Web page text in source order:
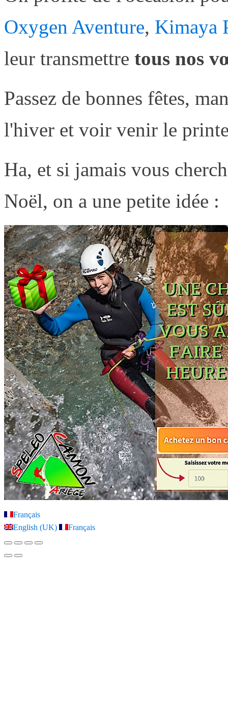
Oxygen Aventure, Kimaya
leur transmettre tous nos
Passez de bonnes fêtes,
l'hiver et voir venir le
Ha, et si jamais vous
Noël, on a une petite idée :
Français
English (UK)
Français